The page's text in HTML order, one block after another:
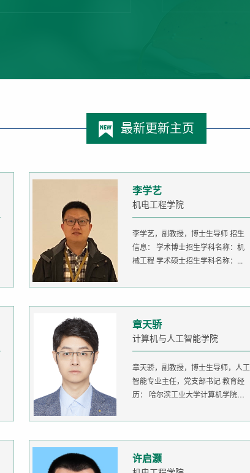
最新更新主页
李学艺
机电工程学院
李学艺，副教授，博士生导师 招生
信息： 学术博士招生学科名称：机
械工程 学术硕士招生学科名称：...
章天骄
计算机与人工智能学院
章天骄，副教授，博士生导师，人工
智能专业主任，党支部书记 教育经
历： 哈尔滨工业大学计算机学院
许启灏